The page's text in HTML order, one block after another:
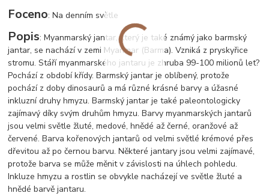
Foceno: Na denním světle
Popis: Myanmarský jantar, který je také známý jako barmský
jantar, se nachází v zemi Myanmar (Barma). Vzniká z pryskyřice
stromu. Stáří myanmarského jantaru je zhruba 99-100 milionů let?
Pochází z období křídy. Barmský jantar je oblíbený, protože
pochází z doby dinosaurů a má různé krásné barvy a úžasné
inkluzní druhy hmyzu. Barmský jantar je také paleontologicky
zajímavý díky svým druhům hmyzu. Barvy myanmarských jantarů
jsou velmi světle žluté, medové, hnědé až černé, oranžové až
červené. Barva kořenových jantarů od velmi světlé krémové přes
dřevitou až po černou barvu. Některé jantary jsou velmi zajímavé,
protože barva se může měnit v závislosti na úhlech pohledu.
Inkluze hmyzu a rostlin se obvykle nacházejí ve světle žluté a
hnědé barvě jantaru.